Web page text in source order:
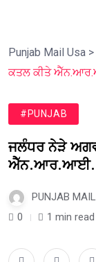
Punjab Mail Usa >
ਕਤਲ ਕੀਤੇ
#PUNJAB
ਜਲੰਧਰ ਨੇੜੇ
ਐੱਨ.ਆਰ.ਆਈ. ਦੇ
PUNJAB
0
1 min read